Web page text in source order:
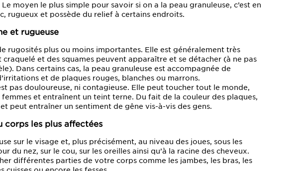
moyen le plus simple pour savoir si on a la peau granuleuse, c’est en
rugueux et possède du relief à certains endroits.
et rugueuse
rugosités plus ou moins importantes. Elle est généralement très
craquelé et des squames peuvent apparaître et se détacher (à ne pas
Dans certains cas, la peau granuleuse est accompagnée de
et de plaques rouges, blanches ou marrons.
pas douloureuse, ni contagieuse. Elle peut toucher tout le monde,
femmes et entraînent un teint terne. Du fait de la couleur des plaques,
peut entraîner un sentiment de gêne vis-à-vis des gens.
corps les plus affectées
sur le visage et, plus précisément, au niveau des joues, sous les
du nez, sur le cou, sur les oreilles ainsi qu’à la racine des cheveux.
différentes parties de votre corps comme les jambes, les bras, les